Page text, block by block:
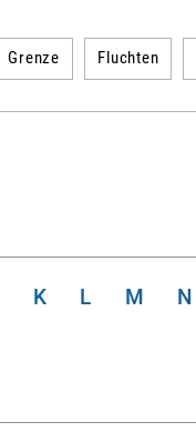
Grenze Fluchten
K L M N